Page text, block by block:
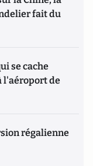
fait du
se cache
l'aéroport de
régalienne